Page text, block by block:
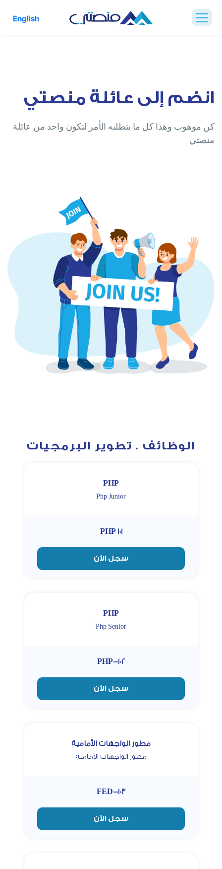
English
انضم إلى عائلة منصتي
كن موهوب وهذا كل ما يتطلبه الأمر لتكون واحد من عائلة
منصتي
الوظائف . تطوير البرمجيات
PHP
Php Junior
PHP 101
سجل الآن
PHP
Php Senior
PHP-102
سجل الآن
مطور الواجهات الأمامية
مطور الواجهات الأمامية
FED-103
سجل الآن